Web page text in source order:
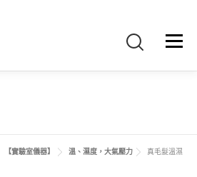
選單
詢價車、購物車/會員
【實驗室儀器】 溫、濕度，大氣壓力
真毛髮溫濕